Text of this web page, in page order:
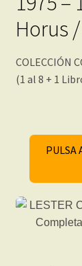
Horus
COLECCIÓN
(1 al 8 + 1